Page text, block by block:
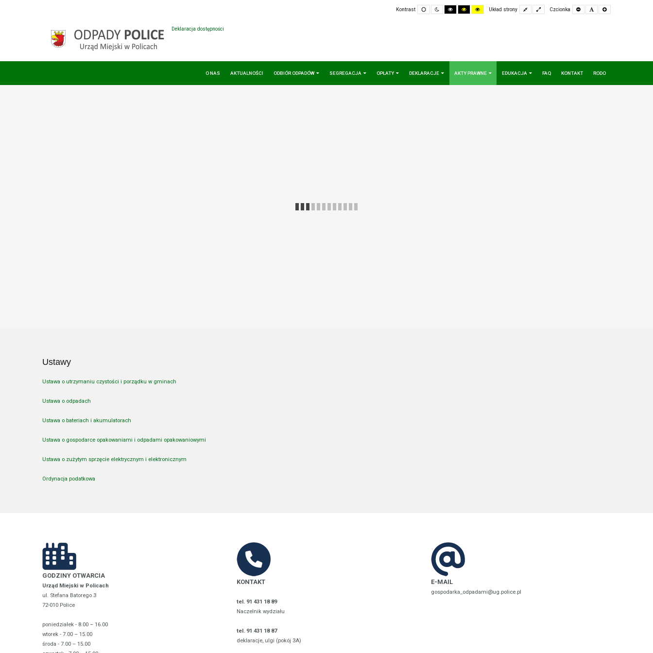
Kontrast
Default
mode
Night
mode
High
Contrast
High
Contrast
High
Contrast
Układ strony
Fixed
layout
Wide
layout
Czcionka
Set
SmallerDefault
Set
Larger
Deklaracja dostępności
O NAS AKTUALNOŚCI ODBIÓR ODPADÓW SEGREGACJA OPŁATY DEKLARACJE AKTY PRAWNE EDUKACJA FAQ KONTAKT RODO
Ustawy
Ustawa o utrzymaniu czystości i porządku w gminach
Ustawa o odpadach
Ustawa o bateriach i akumulatorach
Ustawa o gospodarce opakowaniami i odpadami opakowaniowymi
Ustawa o zużytym sprzęcie elektrycznym i elektronicznym
Ordynacja podatkowa
GODZINY OTWARCIA
Urząd Miejski w Policach
ul. Stefana Batorego 3
72-010 Police
poniedziałek - 8.00 – 16.00
wtorek - 7.00 – 15.00
środa - 7.00 – 15.00
KONTAKT
tel. 91 431 18 89
Naczelnik wydziału
tel. 91 431 18 87
deklaracje, ulgi (pokój 3A)
E-MAIL
gospodarka_odpadami@ug.police.pl